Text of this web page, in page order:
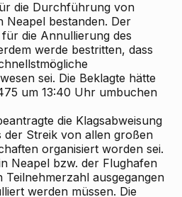
die Durchführung von
Neapel bestanden. Der
die Annullierung des
werde bestritten, dass
sei. Die Beklagte hätte
um 13:40 Uhr umbuchen
die Klagsabweisung
der Streik von allen großen
organisiert worden sei.
Neapel bzw. der Flughafen
ausgegangen
werden müssen. Die